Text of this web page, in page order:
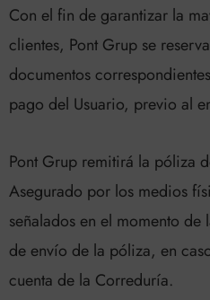
Con el fin de garantizar la
clientes, Pont Grup se
documentos
pago del Usuario, previo al
Pont Grup remitirá la póliza
Asegurado por los medios
señalados en el momento de
de envío de la póliza, en
cuenta de la Correduría.